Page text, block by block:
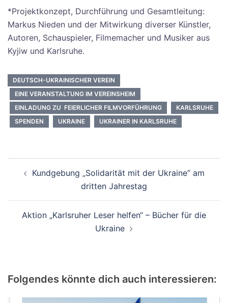
*Projektkonzept, Durchführung und Gesamtleitung:
Markus Nieden und der Mitwirkung diverser Künstler,
Autoren, Schauspieler, Filmemacher und Musiker aus
Kyjiw und Karlsruhe.
DEUTSCH-UKRAINISCHER VEREIN
EINE VERANSTALTUNG IM VEREINSHEIM
EINLADUNG ZU FEIERLICHER FILMVORFÜHRUNG
KARLSRUHE
SPENDEN
UKRAINE UKRAINER IN KARLSRUHE
Kundgebung „Solidarität mit der Ukraine“ am
dritten Jahrestag
Aktion „Karlsruher Leser helfen“ – Bücher für die
Ukraine
Folgendes könnte dich auch interessieren: